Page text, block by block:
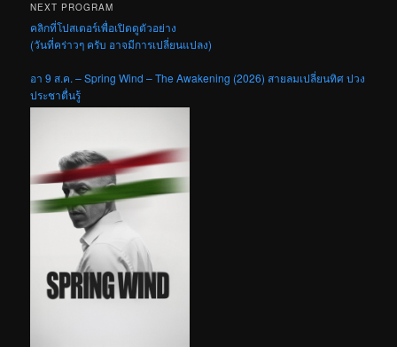
NEXT PROGRAM
คลิกที่โปสเตอร์เพื่อเปิดดูตัวอย่าง
(วันที่คร่าวๆ ครับ อาจมีการเปลี่ยนแปลง)
อา 9 ส.ค. – Spring Wind – The Awakening (2026) สายลมเปลี่ยนทิศ ปวง
ประชาตื่นรู้